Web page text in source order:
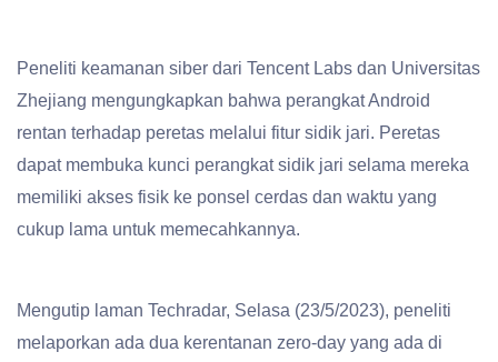
Peneliti keamanan siber dari Tencent Labs dan Universitas
Zhejiang mengungkapkan bahwa perangkat Android
rentan terhadap peretas melalui fitur sidik jari. Peretas
dapat membuka kunci perangkat sidik jari selama mereka
memiliki akses fisik ke ponsel cerdas dan waktu yang
cukup lama untuk memecahkannya.
Mengutip laman Techradar, Selasa (23/5/2023), peneliti
melaporkan ada dua kerentanan zero-day yang ada di